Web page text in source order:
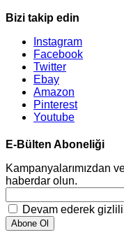
Bizi takip edin
Instagram
Facebook
Twitter
Ebay
Amazon
Pinterest
Youtube
E-Bülten Aboneliği
Kampanyalarımızdan
haberdar olun.
Devam ederek